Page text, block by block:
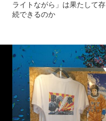
ライトながら」は果たして存
続できるのか